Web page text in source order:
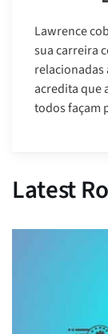
Lawrence
sua carreira
acredita que
todos façam
Latest